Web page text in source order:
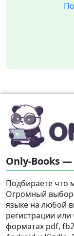
Only-Books
Подбираете что
Огромный выбор
языке на любой
регистрации
форматах pdf,